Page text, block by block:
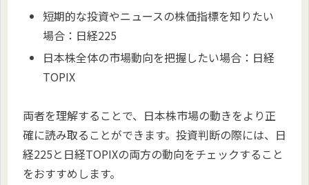
短期的な投資やニュースの株価指標を知りたい
場合：日経225
日本株全体の市場動向を把握したい場合：日経
TOPIX
両者を理解することで、日本株市場の動きをより正
確に読み取ることができます。投資判断の際には、日
経225と日経TOPIXの両方の動向をチェックすること
をおすすめします。